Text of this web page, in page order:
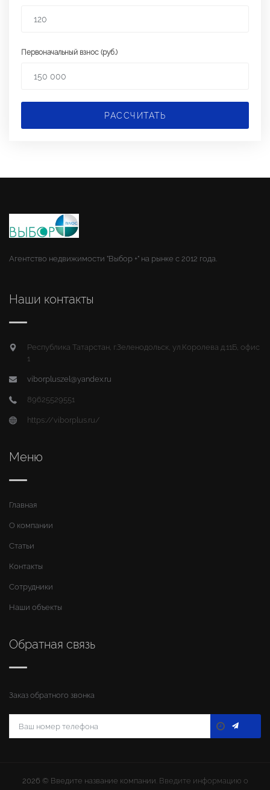
Первоначальный взнос (руб.)
РАССЧИТАТЬ
Агентство недвижимости "Выбор +" на рынке с 2012 года.
Наши контакты
Республика Татарстан, г.Зеленодольск, ул.Королева д.11Б, офис
1
viborpluszel@yandex.ru
89625529551
https://viborplus.ru/
Меню
Главная
О компании
Статьи
Контакты
Сотрудники
Наши объекты
Обратная связь
Заказ обратного звонка
2026 © Введите название компании. Введите информацию о